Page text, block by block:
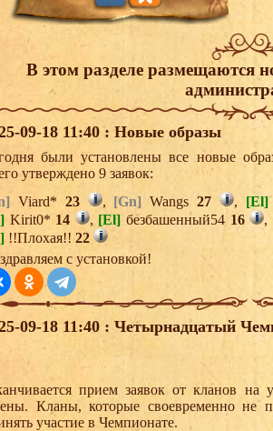
В этом разделе размещаются
09-18 11:40 : Новые образы
были установлены все новые
утверждено 9 заявок:
Viard* 23 , [Gn] Wangs27 , [El]
Kirit0* 14 , [El] безбашенный54 16 ,
!!Плохая!! 22
с установкой!
09-18 11:40 : Четырнадцатый
прием заявок от кланов на
Кланы, которые своевременно не
участие в Чемпионате.